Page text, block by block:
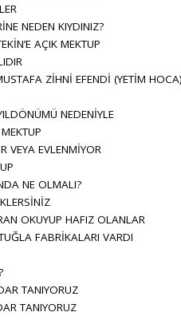
NEDEN KIYDINIZ?
AÇIK MEKTUP
ZİHNİ EFENDİ (YETİM HOCA)
NEDENİYLE
VEYA EVLENMİYOR
NE OLMALI?
OKUYUP HAFIZ OLANLAR
FABRİKALARI VARDI
TANIYORUZ
TANIYORUZ